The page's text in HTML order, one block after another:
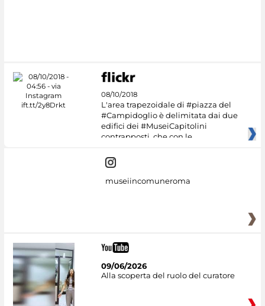
08/10/2018
L'area trapezoidale di #piazza del
#Campidoglio è delimitata dai due
edifici dei #MuseiCapitolini
contrapposti, che con le
museiincomuneroma
09/06/2026
Alla scoperta del ruolo del curatore